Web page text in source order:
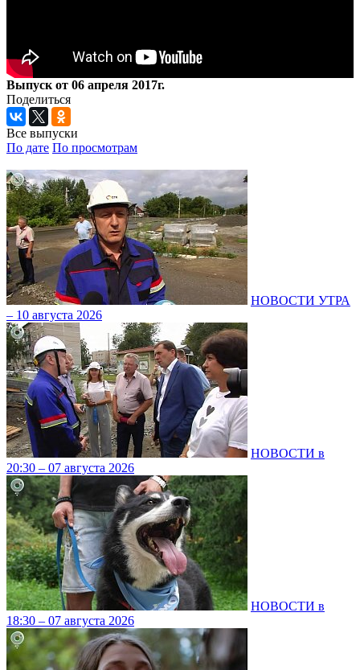
Выпуск от 06 апреля 2017г.
Поделиться
Все выпуски
По дате По просмотрам
НОВОСТИ УТРА
– 10 августа 2026
НОВОСТИ в
20:30 – 07 августа 2026
НОВОСТИ в
18:30 – 07 августа 2026